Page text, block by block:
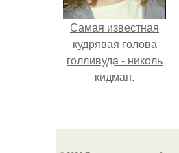
Самая известная
кудрявая голова
голливуда - николь
кидман.